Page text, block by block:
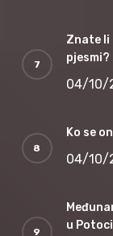
Znate li
pjesmi?
04/10/
Ko se
04/10/
u